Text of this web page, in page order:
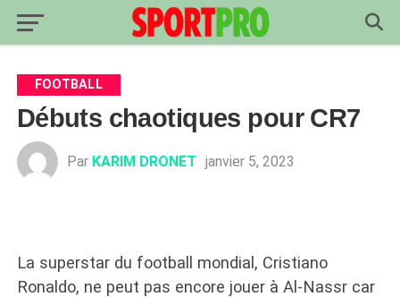
FOOTBALL
Débuts chaotiques pour CR7
Par KARIM DRONET janvier 5, 2023
La superstar du football mondial, Cristiano
Ronaldo, ne peut pas encore jouer à Al-Nassr car